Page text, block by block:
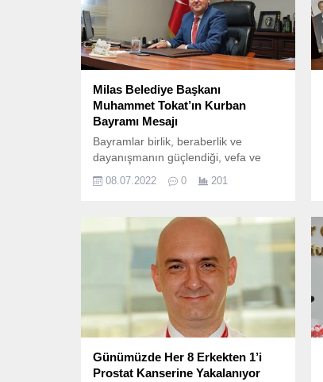
Milas Belediye Başkanı
Muhammet Tokat’ın Kurban
Bayramı Mesajı
Bayramlar birlik, beraberlik ve
dayanışmanın güçlendiği, vefa ve
yaşandığı çok özel günlerimizdir.
08.07.2022 0 201
Günümüzde Her 8 Erkekten 1’i
Prostat Kanserine Yakalanıyor